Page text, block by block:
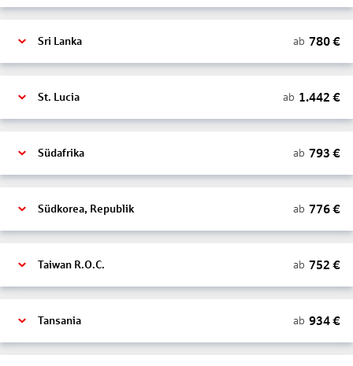
Sri Lanka ab 780€
St. Lucia ab 1.442 €
Südafrika ab 793 €
Südkorea, Republik ab 776€
Taiwan R.O.C. ab 752 €
Tansania ab 934€